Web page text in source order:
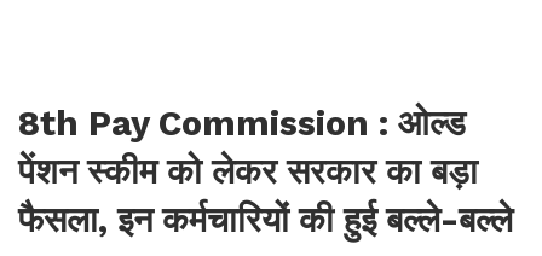
8th Pay Commission : ओल्ड
पेंशन स्कीम को लेकर सरकार का बड़ा
फैसला, इन कर्मचारियों की हुई बल्ले-बल्ले